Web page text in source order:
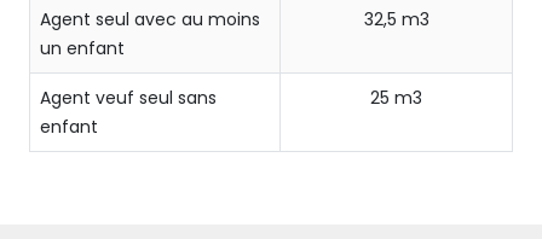
Agent seul avec au moins
un enfant
32,5 m3
Agent veuf seul sans
enfant
25 m3